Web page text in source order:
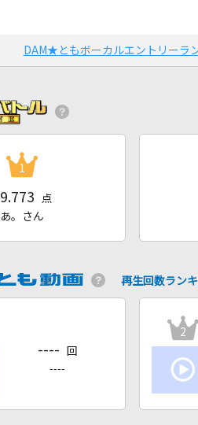
DAM★ともボーカルエントリーラ
1
点
あ。さん
再生回数ラン
---- 回
----
2